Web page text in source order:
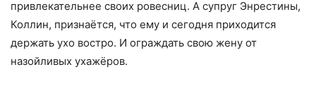
привлекательнее своих ровесниц. А супруг Энрестины,
Коллин, признаётся, что ему и сегодня приходится
держать ухо востро. И ограждать свою жену от
назойливых ухажёров.